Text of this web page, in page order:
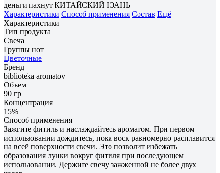
деньги пахнут КИТАЙСКИЙ ЮАНЬ
Характеристики Способ применения Состав Ещё
Характеристики
Тип продукта
Свеча
Группы нот
Цветочные
Бренд
biblioteka aromatov
Объем
90 гр
Концентрация
15%
Способ применения
Зажгите фитиль и наслаждайтесь ароматом. При первом
использовании дождитесь, пока воск равномерно расплавится
на всей поверхности свечи. Это позволит избежать
образования лунки вокруг фитиля при последующем
использовании. Держите свечу зажженной не более двух